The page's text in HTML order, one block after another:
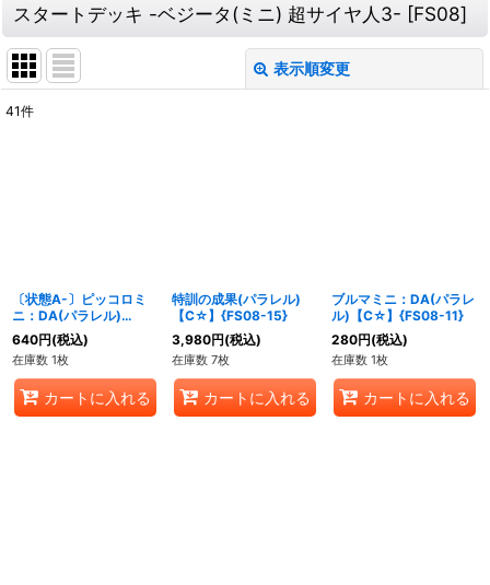
スタートデッキ -ベジータ(ミニ) 超サイヤ人3- [FS08]
表示順変更
41件
〔状態A-〕ピッコロミ
ニ：DA(パラレル)
【C☆】{FS08-10}
640円(税込)
在庫数 1枚
カートに入れる
特訓の成果(パラレル)
【C☆】{FS08-15}
3,980円(税込)
在庫数 7枚
カートに入れる
ブルマミニ：DA(パラレ
ル)【C☆】{FS08-11}
280円(税込)
在庫数 1枚
カートに入れる